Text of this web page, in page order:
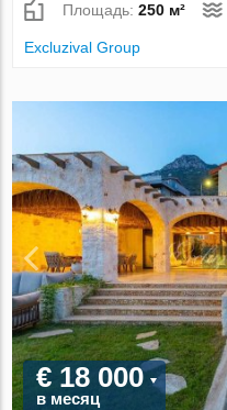
Площадь:250 м²
Excluzival Group
€ 18 000
в месяц